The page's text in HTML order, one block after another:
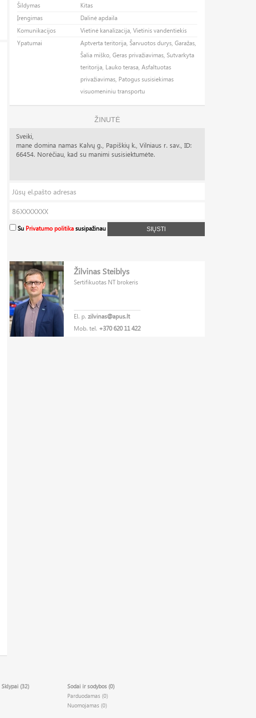
Šildymas
Kitas
Įrengimas
Dalinė apdaila
Komunikacijos
Vietinė kanalizacija, Vietinis vandentiekis
Ypatumai
Aptverta teritorija, Šarvuotos durys, Garažas,
Šalia miško, Geras privažiavimas, Sutvarkyta
teritorija, Lauko terasa, Asfaltuotas
privažiavimas, Patogus susisiekimas
visuomeniniu transportu
ŽINUTĖ
Su Privatumo politika susipažinau SIŲSTI
Žilvinas Steiblys
Sertifikuotas NT brokeris
El. p.zilvinas@apus.lt
Mob. tel. +370 620 11 422
Sklypai (32)
Sodai ir sodybos (0)
Parduodamas (0)
Nuomojamas (0)